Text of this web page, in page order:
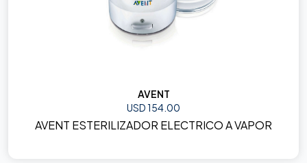
AVENT
USD 154.00
AVENT ESTERILIZADOR ELECTRICO A VAPOR